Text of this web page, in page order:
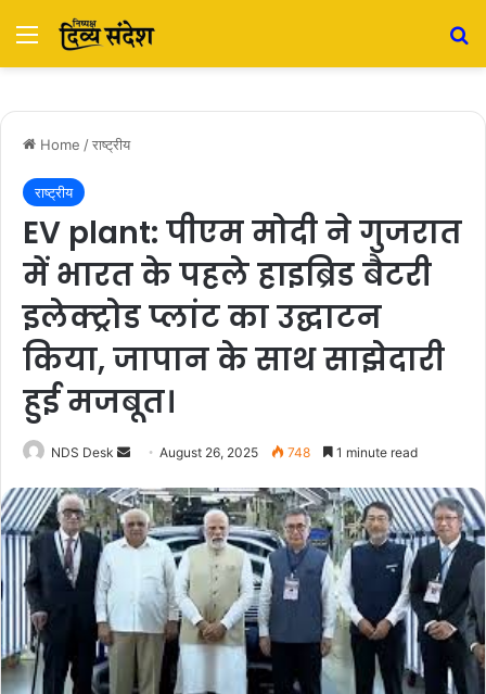
Menu
Home /राष्ट्रीय
राष्ट्रीय
EV plant: पीएम मोदी ने गुजरात
में भारत के पहले हाइब्रिड बैटरी
इलेक्ट्रोड प्लांट का उद्घाटन
किया, जापान के साथ साझेदारी
हुई मजबूत।
NDS Desk
n
d
e
m
a
August 26, 2025 748 1 minute read